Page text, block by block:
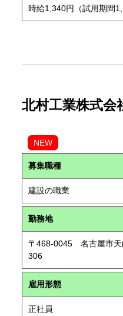
時給1,340円（試用期間
北村工業株式会
NEW
募集職種
建設の職業
勤務地
〒468-0045 名古屋市天
306
雇用形態
正社員